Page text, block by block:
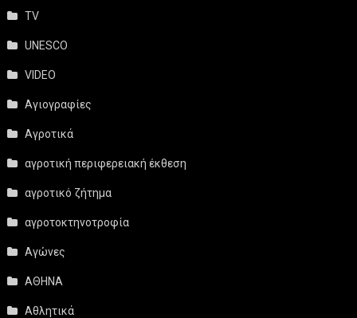
TV
UNESCO
VIDEO
Αγιογραφίες
Αγροτικά
αγροτική περιφερειακή έκθεση
αγροτικό ζήτημα
αγροτοκτηνοτροφία
Αγώνες
ΑΘΗΝΑ
Αθλητικά